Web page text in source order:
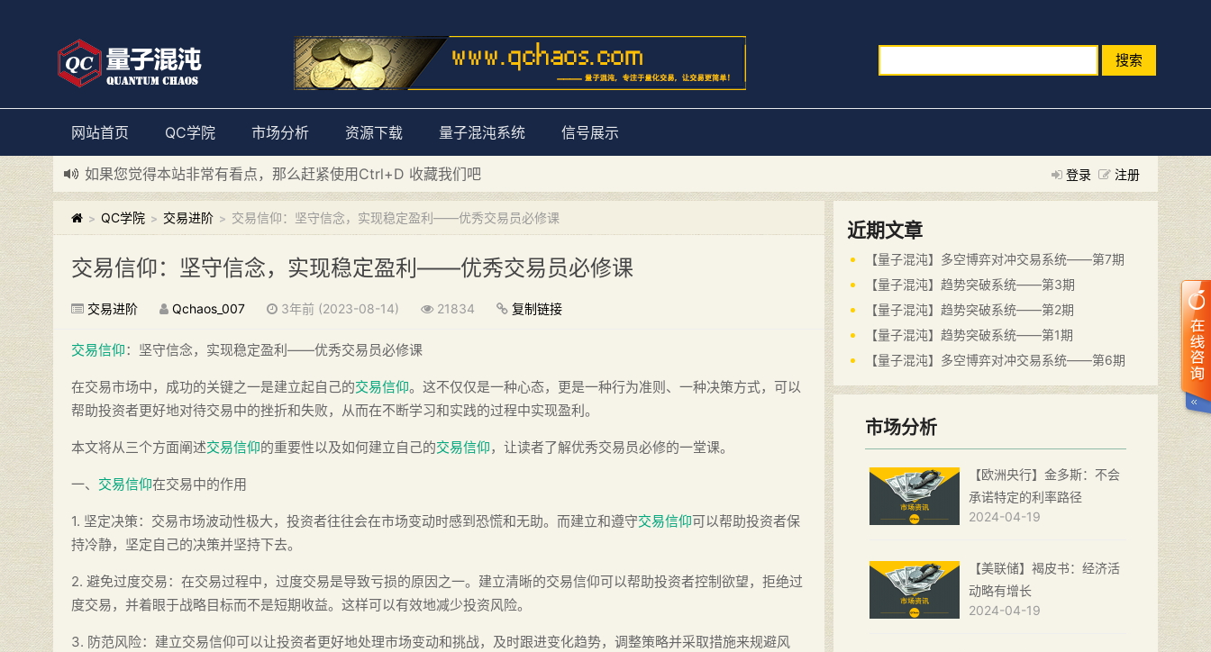
搜索
网站首页 QC学院 市场分析 资源下载 量子混沌系统 信号展示
登录 注册
如果您觉得本站非常有看点，那么赶紧使用Ctrl+D 收藏我们吧
新添加量子混沌系统板块，欢迎大家访问！---“量子混沌系统”
> QC学院 > 交易进阶 > 交易信仰：坚守信念，实现稳定盈利——优秀交易员必修课
交易信仰：坚守信念，实现稳定盈利——优秀交易员必修课
交易进阶 Qchaos_007 3年前 (2023-08-14) 21834 复制链接
交易信仰：坚守信念，实现稳定盈利——优秀交易员必修课
在交易市场中，成功的关键之一是建立起自己的交易信仰。这不仅仅是一种心态，更是一种行为准则、一种决策方式，可以
帮助投资者更好地对待交易中的挫折和失败，从而在不断学习和实践的过程中实现盈利。
本文将从三个方面阐述交易信仰的重要性以及如何建立自己的交易信仰，让读者了解优秀交易员必修的一堂课。
一、 交易信仰在交易中的作用
1. 坚定决策：交易市场波动性极大，投资者往往会在市场变动时感到恐慌和无助。而建立和遵守交易信仰可以帮助投资者保
持冷静，坚定自己的决策并坚持下去。
2. 避免过度交易：在交易过程中，过度交易是导致亏损的原因之一。建立清晰的交易信仰可以帮助投资者控制欲望，拒绝过
度交易，并着眼于战略目标而不是短期收益。这样可以有效地减少投资风险。
3. 防范风险：建立交易信仰可以让投资者更好地处理市场变动和挑战，及时跟进变化趋势，调整策略并采取措施来规避风
近期文章
【量子混沌】多空博弈对冲交易系统——第7期
【量子混沌】趋势突破系统——第3期
【量子混沌】趋势突破系统——第2期
【量子混沌】趋势突破系统——第1期
【量子混沌】多空博弈对冲交易系统——第6期
市场分析
【欧洲央行】金多斯：不会
承诺特定的利率路径
2024-04-19
【美联储】褐皮书：经济活
动略有增长
2024-04-19